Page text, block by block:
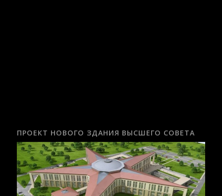
ПРОЕКТ НОВОГО ЗДАНИЯ ВЫСШЕГО СОВЕТА